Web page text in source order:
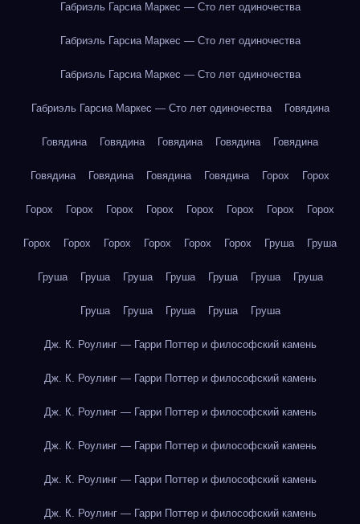
Габриэль Гарсиа Маркес — Сто лет одиночества
Габриэль Гарсиа Маркес — Сто лет одиночества
Габриэль Гарсиа Маркес — Сто лет одиночества
Габриэль Гарсиа Маркес — Сто лет одиночества Говядина
Говядина Говядина Говядина Говядина Говядина
Говядина Говядина Говядина Говядина Горох Горох
Горох Горох Горох Горох Горох Горох Горох Горох
Горох Горох Горох Горох Горох Горох Груша Груша
Груша Груша Груша Груша Груша Груша Груша
Груша Груша Груша Груша Груша
Дж. К. Роулинг — Гарри Поттер и философский камень
Дж. К. Роулинг — Гарри Поттер и философский камень
Дж. К. Роулинг — Гарри Поттер и философский камень
Дж. К. Роулинг — Гарри Поттер и философский камень
Дж. К. Роулинг — Гарри Поттер и философский камень
Дж. К. Роулинг — Гарри Поттер и философский камень